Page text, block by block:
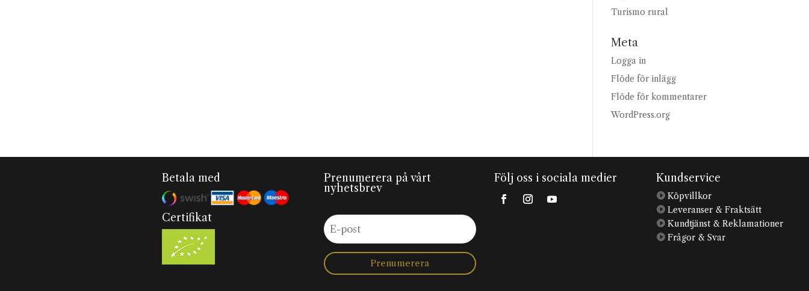
Turismo rural
Meta
Logga in
Flöde för inlägg
Flöde för kommentarer
WordPress.org
Betala med
Certifikat
Prenumerera på vårt
nyhetsbrev
Prenumerera
Följ oss i sociala medier Kundservice
 Köpvillkor
 Leveranser & Fraktsätt
 Kundtjänst & Reklamationer
 Frågor & Svar